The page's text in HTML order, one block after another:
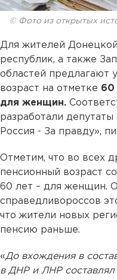
© Фото из открытых
Для жителей
республик, а также
областей предлагают
возраст на отметке 60
для женщин.
разработали
Россия - За правду»,
Отметим, что во всех
пенсионный возраст
60 лет – для женщин.
справедливороссов
что жители новых
пенсию раньше.
«До вхождения в
в ДНР и ЛНР